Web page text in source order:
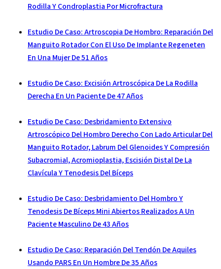
Rodilla Y Condroplastia Por Microfractura
Estudio De Caso: Artroscopia De Hombro: Reparación Del
Manguito Rotador Con El Uso De Implante Regeneten
En Una Mujer De 51 Años
Estudio De Caso: Excisión Artroscópica De La Rodilla
Derecha En Un Paciente De 47 Años
Estudio De Caso: Desbridamiento Extensivo
Artroscópico Del Hombro Derecho Con Lado Articular Del
Manguito Rotador, Labrum Del Glenoides Y Compresión
Subacromial, Acromioplastia, Escisión Distal De La
Clavícula Y Tenodesis Del Bíceps
Estudio De Caso: Desbridamiento Del Hombro Y
Tenodesis De Bíceps Mini Abiertos Realizados A Un
Paciente Masculino De 43 Años
Estudio De Caso: Reparación Del Tendón De Aquiles
Usando PARS En Un Hombre De 35 Años